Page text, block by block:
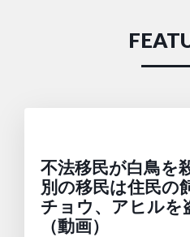
不法移民が白鳥を
別の移民は住民の
チョウ、アヒルを
（動画）